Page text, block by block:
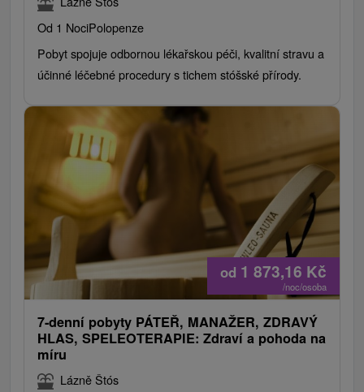
Od 1 NociPolopenze
Pobyt spojuje odbornou lékařskou péči, kvalitní stravu a
účinné léčebné procedury s tichem stóšské přírody.
od 1 873,16 Kč
/noc/osoba
7-denní pobyty PÁTEŘ, MANAŽER, ZDRAVÝ
HLAS, SPELEOTERAPIE: Zdraví a pohoda na
míru
Lázně Štós